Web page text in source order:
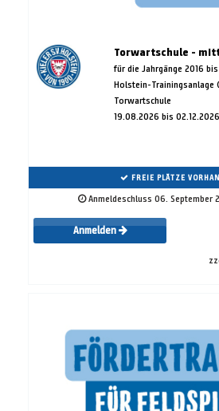
Torwartschule -
für die Jahrgänge 2016
Holstein-Trainingsanlage
Torwartschule
19.08.2026 bis
FREIE PLÄTZE
Anmeldeschluss 06. September
Anmelden